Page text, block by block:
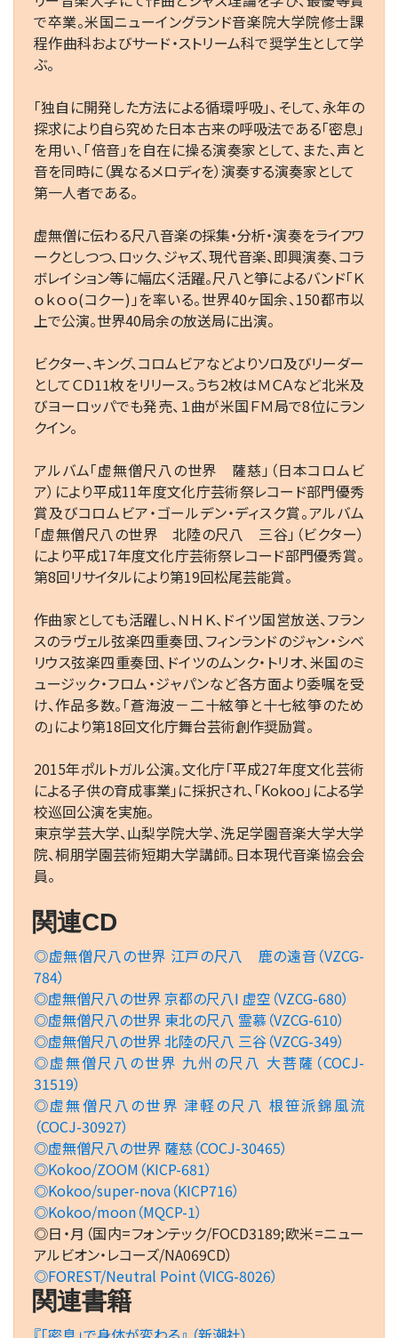
で卒業。米国ニューイングランド音楽院大学院修士課
程作曲科およびサード・ストリーム科で奨学生として学
ぶ。
「独自に開発した方法による循環呼吸」、そして、永年の
探求により自ら究めた日本古来の呼吸法である「密息」
を用い、「倍音」を自在に操る演奏家として、また、声と
音を同時に（異なるメロディを）演奏する演奏家として
第一人者である。
虚無僧に伝わる尺八音楽の採集・分析・演奏をライフワ
ークとしつつ、ロック、ジャズ、現代音楽、即興演奏、コラ
ボレイション等に幅広く活躍。尺八と箏によるバンド「Ｋ
ｏｋｏｏ(コクー)」を率いる。世界40ヶ国余、150都市以
上で公演。世界40局余の放送局に出演。
ビクター、キング、コロムビアなどよりソロ及びリーダー
としてＣＤ11枚をリリース。うち2枚はＭＣＡなど北米及
びヨーロッパでも発売、１曲が米国ＦＭ局で8位にラン
クイン。
アルバム「虚無僧尺八の世界 薩慈」（日本コロムビ
ア）により平成11年度文化庁芸術祭レコード部門優秀
賞及びコロムビア・ゴールデン・ディスク賞。アルバム
「虚無僧尺八の世界 北陸の尺八 三谷」（ビクター）
により平成17年度文化庁芸術祭レコード部門優秀賞。
第8回リサイタルにより第19回松尾芸能賞。
作曲家としても活躍し、ＮＨＫ、ドイツ国営放送、フラン
スのラヴェル弦楽四重奏団、フィンランドのジャン・シベ
リウス弦楽四重奏団、ドイツのムンク・トリオ、米国のミ
ュージック・フロム・ジャパンなど各方面より委嘱を受
け、作品多数。「蒼海波－二十絃箏と十七絃箏のため
の」により第18回文化庁舞台芸術創作奨励賞。
2015年ポルトガル公演。文化庁「平成27年度文化芸術
による子供の育成事業」に採択され、「Kokoo」による学
校巡回公演を実施。
東京学芸大学、山梨学院大学、洗足学園音楽大学大学
院、桐朋学園芸術短期大学講師。日本現代音楽協会会
員。
関連CD
◎虚無僧尺八の世界 江戸の尺八 鹿の遠音（VZCG-
784）
◎虚無僧尺八の世界 京都の尺八Ⅰ 虚空（VZCG-680）
◎虚無僧尺八の世界 東北の尺八 霊慕（VZCG-610）
◎虚無僧尺八の世界 北陸の尺八 三谷（VZCG-349）
◎虚無僧尺八の世界 九州の尺八 大菩薩（COCJ-
31519）
◎虚無僧尺八の世界 津軽の尺八 根笹派錦風流
（COCJ-30927）
◎虚無僧尺八の世界 薩慈（COCJ-30465）
◎Kokoo/ZOOM（KICP-681）
◎Kokoo/super-nova（KICP716）
◎Kokoo/moon（MQCP-1）
◎日・月（国内=フォンテック/FOCD3189;欧米=ニュー
アルビオン・レコーズ/NA069CD）
◎FOREST/Neutral Point（VICG-8026）
関連書籍